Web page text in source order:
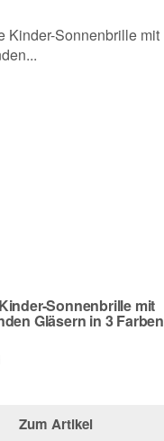
Sonnenbrille mit
Gläsern in 3 Farben
Zum Artikel